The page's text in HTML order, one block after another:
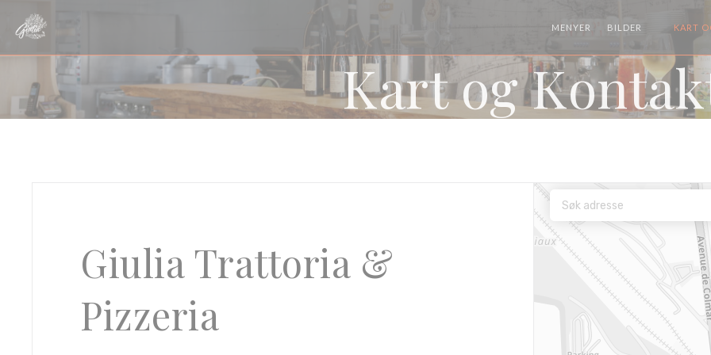
Panel for informasjonskapsler
MENYER BILDER KART
Kart og
Giulia Trattoria &
Pizzeria